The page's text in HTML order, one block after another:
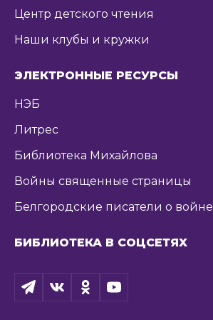
Центр детского чтения
Наши клубы и кружки
ЭЛЕКТРОННЫЕ РЕСУРСЫ
НЭБ
Литрес
Библиотека Михайлова
Войны священные страницы
Белгородские писатели о войне
БИБЛИОТЕКА В СОЦСЕТЯХ